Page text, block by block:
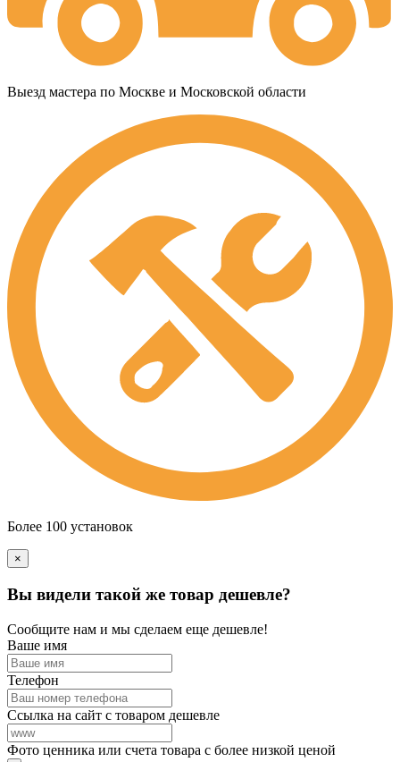
Выезд мастера по Москве и Московской области
Более 100 установок
×
Вы видели такой же товар дешевле?
Сообщите нам и мы сделаем еще дешевле!
Ваше имя
Телефон
Ссылка на сайт с товаром дешевле
Фото ценника или счета товара с более низкой ценой